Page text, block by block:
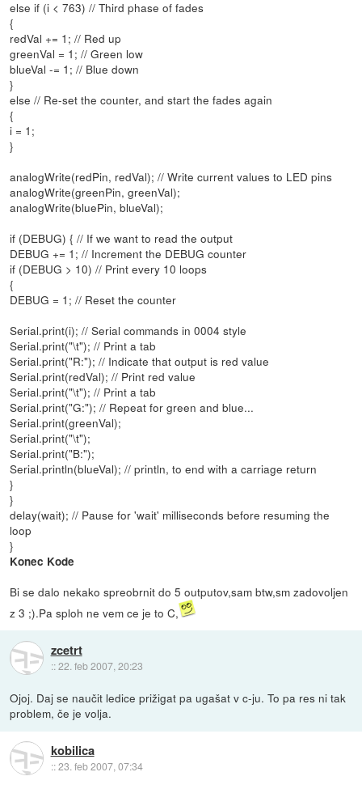
else if (i < 763) // Third phase of fades
{
redVal += 1; // Red up
greenVal = 1; // Green low
blueVal -= 1; // Blue down
}
else // Re-set the counter, and start the fades again
{
i = 1;
}
analogWrite(redPin, redVal); // Write current values to LED pins
analogWrite(greenPin, greenVal);
analogWrite(bluePin, blueVal);
if (DEBUG) { // If we want to read the output
DEBUG += 1; // Increment the DEBUG counter
if (DEBUG > 10) // Print every 10 loops
{
DEBUG = 1; // Reset the counter
Serial.print(i); // Serial commands in 0004 style
Serial.print("\t"); // Print a tab
Serial.print("R:"); // Indicate that output is red value
Serial.print(redVal); // Print red value
Serial.print("\t"); // Print a tab
Serial.print("G:"); // Repeat for green and blue...
Serial.print(greenVal);
Serial.print("\t");
Serial.print("B:");
Serial.println(blueVal); // println, to end with a carriage return
}
}
delay(wait); // Pause for 'wait' milliseconds before resuming the
loop
}
Konec Kode
Bi se dalo nekako spreobrnit do 5 outputov,sam btw,sm zadovoljen
z 3 ;).Pa sploh ne vem ce je to C,
zcetrt
::22. feb 2007, 20:23
Ojoj. Daj se naučit ledice prižigat pa ugašat v c-ju. To pa res ni tak
problem, če je volja.
kobilica
::23. feb 2007, 07:34